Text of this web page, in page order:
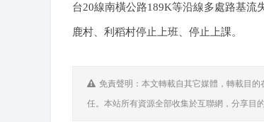
台20線南橫公路189K等沿線多處路基流
鹿村、利稻村停止上班、停止上課。
免責聲明：本文轉載自其它媒體，轉載目
任。本站所有資源全部收集於互聯網，分享目